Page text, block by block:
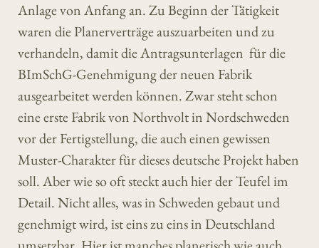
Anlage von Anfang an. Zu Beginn der Tätigkeit
waren die Planerverträge auszuarbeiten und zu
verhandeln, damit die Antragsunterlagen für die
BImSchG-Genehmigung der neuen Fabrik
ausgearbeitet werden können. Zwar steht schon
eine erste Fabrik von Northvolt in Nordschweden
vor der Fertigstellung, die auch einen gewissen
Muster-Charakter für dieses deutsche Projekt haben
soll. Aber wie so oft steckt auch hier der Teufel im
Detail. Nicht alles, was in Schweden gebaut und
genehmigt wird, ist eins zu eins in Deutschland